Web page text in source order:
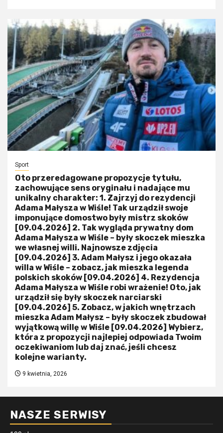
Sport
Oto przeredagowane propozycje tytułu,
zachowujące sens oryginału i nadające mu
unikalny charakter: 1. Zajrzyj do rezydencji
Adama Małysza w Wiśle! Tak urządził swoje
imponujące domostwo były mistrz skoków
[09.04.2026] 2. Tak wygląda prywatny dom
Adama Małysza w Wiśle – były skoczek mieszka
we własnej willi. Najnowsze zdjęcia
[09.04.2026] 3. Adam Małysz i jego okazała
willa w Wiśle – zobacz, jak mieszka legenda
polskich skoków [09.04.2026] 4. Rezydencja
Adama Małysza w Wiśle robi wrażenie! Oto, jak
urządził się były skoczek narciarski
[09.04.2026] 5. Zobacz, w jakich wnętrzach
mieszka Adam Małysz – były skoczek zbudował
wyjątkową willę w Wiśle [09.04.2026] Wybierz,
która z propozycji najlepiej odpowiada Twoim
oczekiwaniom lub daj znać, jeśli chcesz
kolejne warianty.
9 kwietnia, 2026
NASZE SERWISY